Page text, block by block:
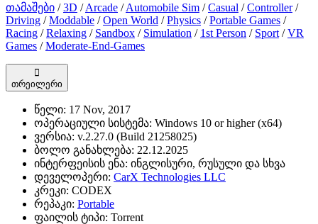
თამაშები /3D /Arcade /Automobile Sim /Casual /Controller/
Driving /Moddable /Open World /Physics /Portable Games /
Racing /Relaxing / Sandbox / Simulation / 1st Person / Sport /VR
Games /Moderate-End-Games
თრეილერი
წელი: 17 Nov, 2017
ოპერაციული სისტემა: Windows 10 or higher (x64)
ვერსია: v.2.27.0 (Build 21258025)
ბოლო განახლება: 22.12.2025
ინტერფეისის ენა: ინგლისური, რუსული და სხვა
დეველოპერი: CarX Technologies LLC
კრეკი: CODEX
რეპაკი: Portable
ფაილის ტიპი: Torrent